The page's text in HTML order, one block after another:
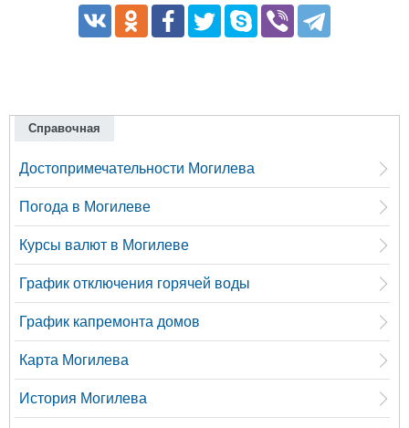
Справочная
Достопримечательности Могилева
Погода в Могилеве
Курсы валют в Могилеве
График отключения горячей воды
График капремонта домов
Карта Могилева
История Могилева